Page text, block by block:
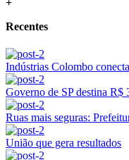
+
Recentes
Indústrias Colombo
Governo de SP destina R$
Ruas mais seguras:
União que gera resultados